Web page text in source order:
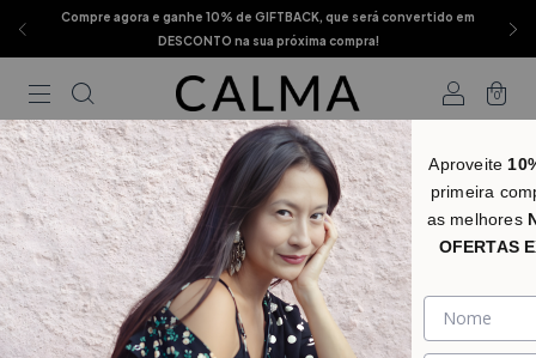
Compre agora e ganhe 10% de GIFTBACK, que será convertido em
DESCONTO na sua próxima compra!
0
Aproveite
primeira
as melhores
OFERTAS